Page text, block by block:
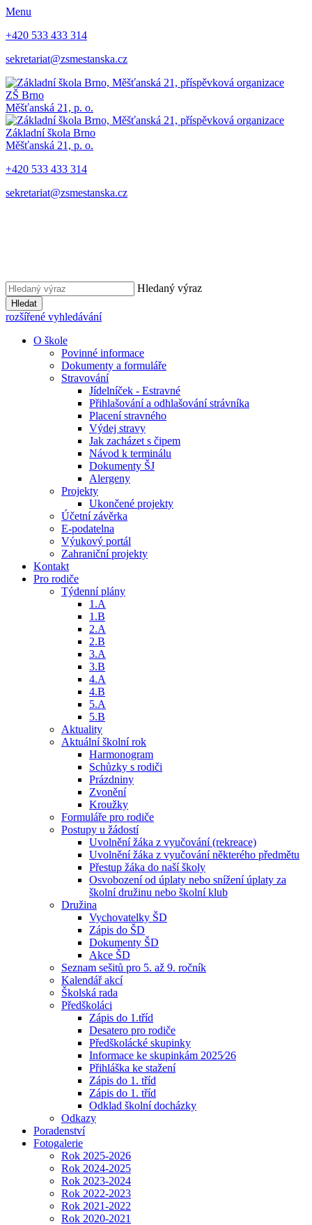
Menu
+420 533 433 314
sekretariat@zsmestanska.cz
ZŠ Brno
Měšťanská 21, p. o.
Základní škola Brno
Měšťanská 21, p. o.
+420 533 433 314
sekretariat@zsmestanska.cz
Hledaný výraz
Hledat
rozšířené vyhledávání
O škole
Povinné informace
Dokumenty a formuláře
Stravování
Jídelníček - Estravné
Přihlašování a odhlašování strávníka
Placení stravného
Výdej stravy
Jak zacházet s čipem
Návod k terminálu
Dokumenty ŠJ
Alergeny
Projekty
Ukončené projekty
Účetní závěrka
E-podatelna
Výukový portál
Zahraniční projekty
Kontakt
Pro rodiče
Týdenní plány
1.A
1.B
2.A
2.B
3.A
3.B
4.A
4.B
5.A
5.B
Aktuality
Aktuální školní rok
Harmonogram
Schůzky s rodiči
Prázdniny
Zvonění
Kroužky
Formuláře pro rodiče
Postupy u žádostí
Uvolnění žáka z vyučování (rekreace)
Uvolnění žáka z vyučování některého předmětu
Přestup žáka do naší školy
Osvobození od úplaty nebo snížení úplaty za
školní družinu nebo školní klub
Družina
Vychovatelky ŠD
Zápis do ŠD
Dokumenty ŠD
Akce ŠD
Seznam sešitů pro 5. až 9. ročník
Kalendář akcí
Školská rada
Předškoláci
Zápis do 1.tříd
Desatero pro rodiče
Předškolácké skupinky
Informace ke skupinkám 2025⁄26
Přihláška ke stažení
Zápis do 1. tříd
Zápis do 1. tříd
Odklad školní docházky
Odkazy
Poradenství
Fotogalerie
Rok 2025-2026
Rok 2024-2025
Rok 2023-2024
Rok 2022-2023
Rok 2021-2022
Rok 2020-2021